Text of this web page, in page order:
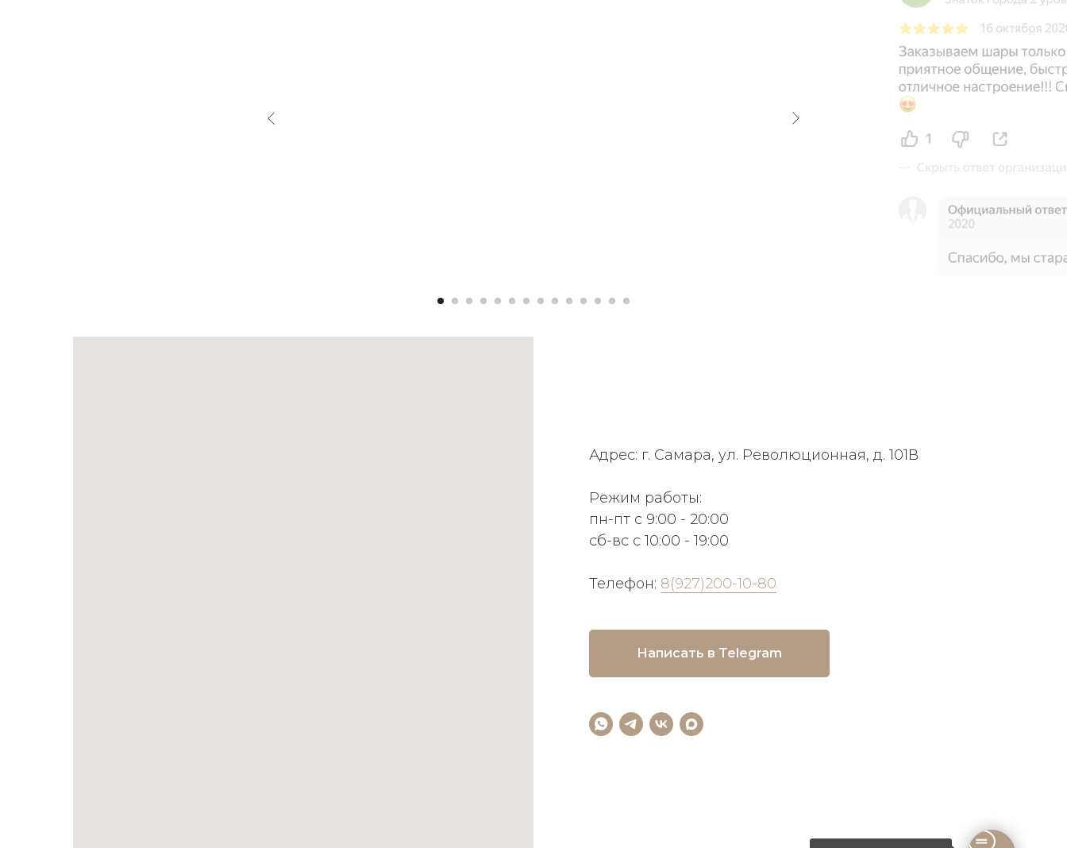
Адрес: г. Самара, ул. Революционная, д. 101В
Режим работы:
пн-пт с 9:00 - 20:00
сб-вс с 10:00 - 19:00
Телефон: 8(927)200-10-80
Написать в Telegram